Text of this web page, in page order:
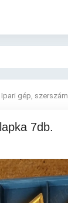
Ipari gép, szerszám
7db.